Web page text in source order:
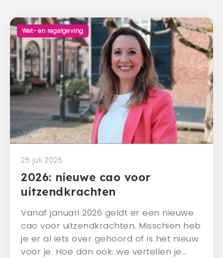
BergWerk Academie
Onze werkgevers
Waarom BergWerk
Onze diensten
Over ons
Over ons
Ons team
Mens en dier
Veelgestelde vragen
Blog
Contact
CONTACT
0341 - 45 33 09
info@bergwerk.nu
Wet- en regelgeving
25 juli 2025
2026: nieuwe cao voor
uitzendkrachten
Vanaf januari 2026 geldt er een nieuwe
cao voor uitzendkrachten. Misschien heb
je er al iets over gehoord of is het nieuw
voor je. Hoe dan ook: we vertellen je…